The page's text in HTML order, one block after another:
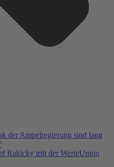
der Ampelregierung sind lang
Rakicky tritt der WerteUnion